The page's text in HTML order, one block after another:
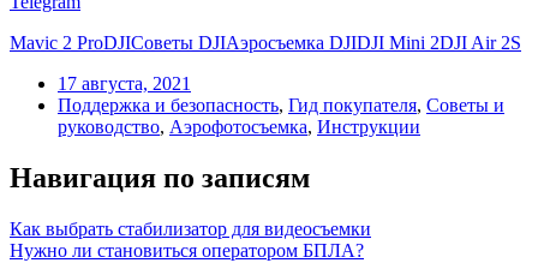
Mavic 2 ProDJIСоветы DJIАэросъемка DJIDJI Mini 2DJI Air 2S
17 августа, 2021
Поддержка и безопасность, Гид покупателя, Советы и
руководство, Аэрофотосъемка, Инструкции
Навигация по записям
Как выбрать стабилизатор для видеосъемки
Нужно ли становиться оператором БПЛА?